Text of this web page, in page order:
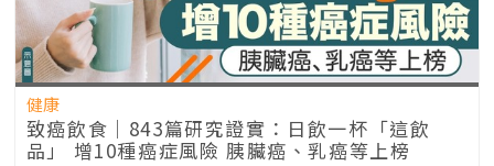
健康
致癌飲食｜843篇研究證實：日飲一杯「這飲
品」 增10種癌症風險 胰臟癌、乳癌等上榜